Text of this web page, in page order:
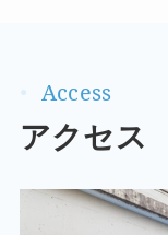
アクセス